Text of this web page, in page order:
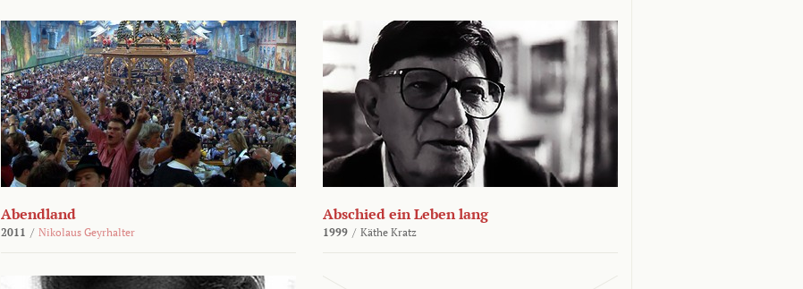
Abendland
2011 / Nikolaus Geyrhalter
Abschied ein Leben lang
1999 / Käthe Kratz